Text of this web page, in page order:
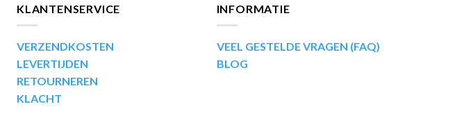
KLANTENSERVICE
VERZENDKOSTEN
LEVERTIJDEN
RETOURNEREN
KLACHT
INFORMATIE
VEEL GESTELDE VRAGEN (FAQ)
BLOG